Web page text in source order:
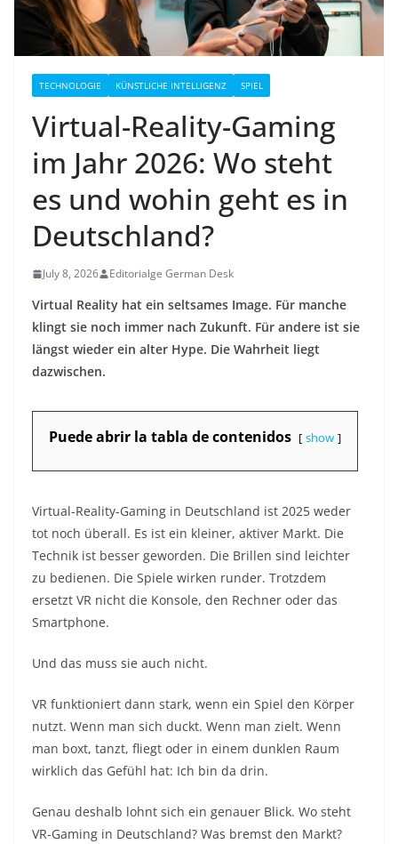
TECHNOLOGIE KÜNSTLICHE INTELLIGENZ SPIEL
Virtual-Reality-Gaming
im Jahr 2026: Wo steht
es und wohin geht es in
Deutschland?
July 8, 2026 Editorialge German Desk
Virtual Reality hat ein seltsames Image. Für manche
klingt sie noch immer nach Zukunft. Für andere ist sie
längst wieder ein alter Hype. Die Wahrheit liegt
dazwischen.
Puede abrir la tabla de contenidos show
Virtual-Reality-Gaming in Deutschland ist 2025 weder
tot noch überall. Es ist ein kleiner, aktiver Markt. Die
Technik ist besser geworden. Die Brillen sind leichter
zu bedienen. Die Spiele wirken runder. Trotzdem
ersetzt VR nicht die Konsole, den Rechner oder das
Smartphone.
Und das muss sie auch nicht.
VR funktioniert dann stark, wenn ein Spiel den Körper
nutzt. Wenn man sich duckt. Wenn man zielt. Wenn
man boxt, tanzt, fliegt oder in einem dunklen Raum
wirklich das Gefühl hat: Ich bin da drin.
Genau deshalb lohnt sich ein genauer Blick. Wo steht
VR-Gaming in Deutschland? Was bremst den Markt?